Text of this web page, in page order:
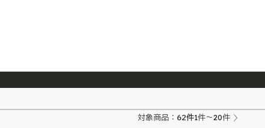
7/23 『ONE PIECE magazine 021 ONE PIECEカード付き同梱版』発売延期のご案内
対象商品： 62件1件～20件